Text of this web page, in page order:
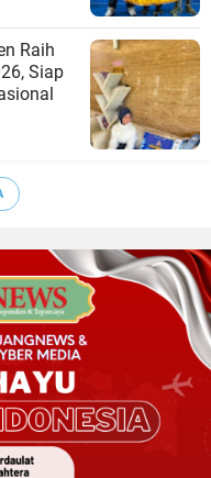
Raih
Siap